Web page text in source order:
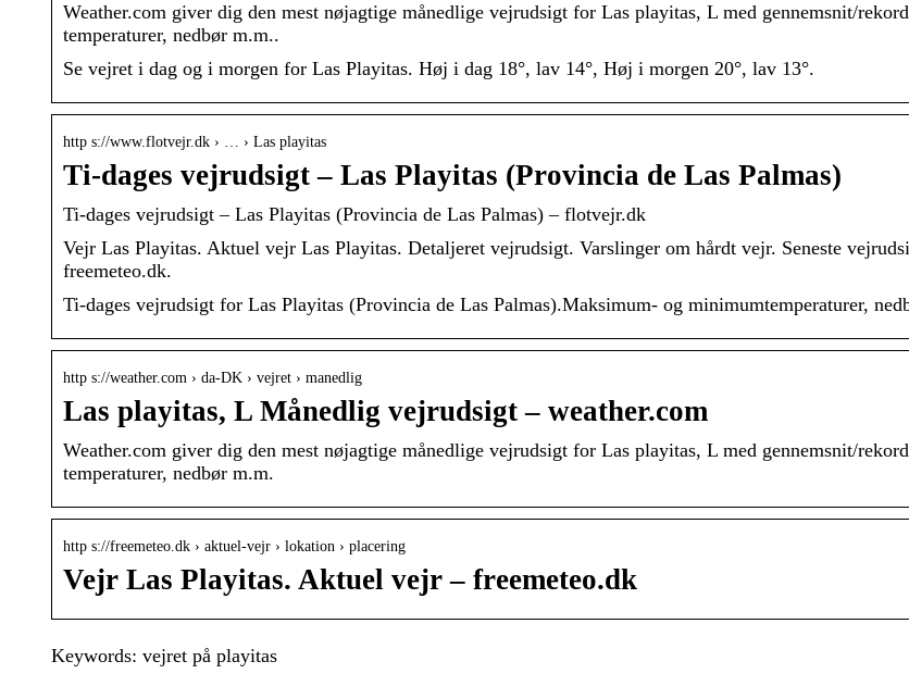
Weather.com giver dig den mest nøjagtige månedlige vejrudsigt for Las playitas, L med gennemsnit/
temperaturer, nedbør m.m..
Se vejret i dag og i morgen for Las Playitas. Høj i dag 18°, lav 14°, Høj i morgen 20°, lav 13°.
http s://www.flotvejr.dk › … › Las playitas
Ti-dages vejrudsigt – Las Playitas (Provincia de Las Palmas)
Ti-dages vejrudsigt – Las Playitas (Provincia de Las Palmas) – flotvejr.dk
Vejr Las Playitas. Aktuel vejr Las Playitas. Detaljeret vejrudsigt. Varslinger om hårdt vejr. Seneste
freemeteo.dk.
Ti-dages vejrudsigt for Las Playitas (Provincia de Las Palmas).Maksimum- og minimumtemperaturer,
http s://weather.com › da-DK › vejret › manedlig
Las playitas, L Månedlig vejrudsigt – weather.com
Weather.com giver dig den mest nøjagtige månedlige vejrudsigt for Las playitas, L med gennemsnit/
temperaturer, nedbør m.m.
http s://freemeteo.dk › aktuel-vejr › lokation › placering
Vejr Las Playitas. Aktuel vejr – freemeteo.dk
Keywords: vejret på playitas